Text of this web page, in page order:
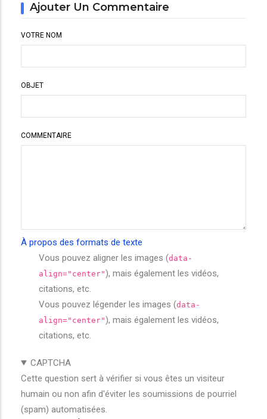
Ajouter Un Commentaire
VOTRE NOM
OBJET
COMMENTAIRE
À propos des formats de texte
Vous pouvez aligner les images (data-
align="center"), mais également les vidéos,
citations, etc.
Vous pouvez légender les images (data-
align="center"), mais également les vidéos,
citations, etc.
CAPTCHA
Cette question sert à vérifier si vous êtes un visiteur
humain ou non afin d'éviter les soumissions de pourriel
(spam) automatisées.